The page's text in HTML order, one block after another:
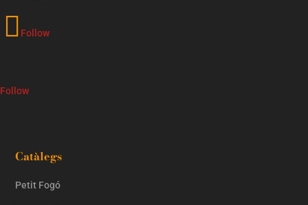
Follow
Follow
Catàlegs
Petit Fogó